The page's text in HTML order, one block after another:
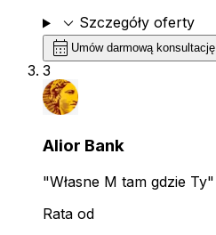
expand_more Szczegóły oferty
calendar_month Umów darmową konsultację
3
Alior Bank
"Własne M tam gdzie Ty"
Rata od